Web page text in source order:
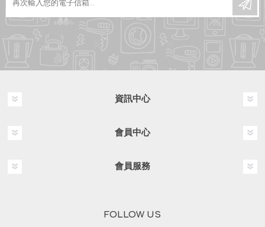
資訊中心
會員中心
會員服務
FOLLOW US